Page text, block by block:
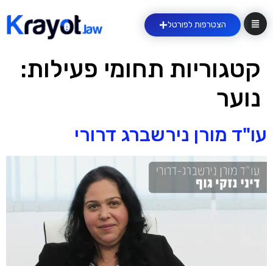
הצטרפות לפורטל
קטגוריות תחומי פעילות:
נוער
עו"ד מורן נירשברג דרורי